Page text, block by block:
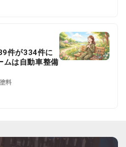
件が334件に
は自動車整備
料